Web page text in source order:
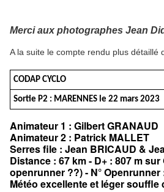
Merci aux photographes Jean
A la suite le compte rendu plus détaillé
CODAP CYCLO
Sortie P2 : MARENNES le 22 mars 2023
Animateur 1 : Gilbert GRANAUD
Animateur 2 : Patrick MALLET
Serres file : Jean BRICAUD &
Distance : 67 km - D+ : 807 m sur
openrunner ??) - N° Openrunner
Météo excellente et léger souffle